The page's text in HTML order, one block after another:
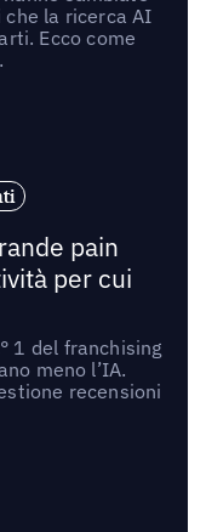
la ricerca AI
Ecco come
pain
per cui
1 del franchising
meno l’IA.
recensioni